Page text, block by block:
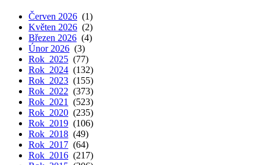
Červen 2026 (1)
Květen 2026 (2)
Březen 2026 (4)
Únor 2026 (3)
Rok 2025 (77)
Rok 2024 (132)
Rok 2023 (155)
Rok 2022 (373)
Rok 2021
(523)
Rok 2020 (235)
Rok 2019 (106)
Rok 2018 (49)
Rok 2017 (64)
Rok 2016 (217)